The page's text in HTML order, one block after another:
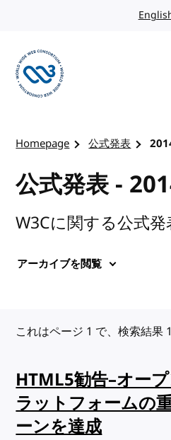
Homepage 公式発表
公式発表 -
W3Cに関する公式発
アーカイブを閲覧
これはページ 1 で、検索結果
HTML5勧告–オー
ラットフォームの
ーンを達成